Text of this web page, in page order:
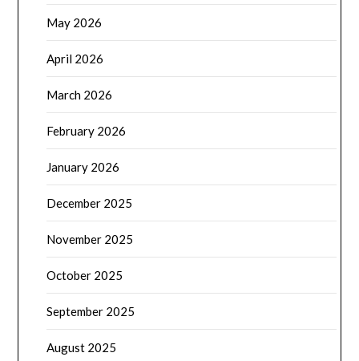
May 2026
April 2026
March 2026
February 2026
January 2026
December 2025
November 2025
October 2025
September 2025
August 2025